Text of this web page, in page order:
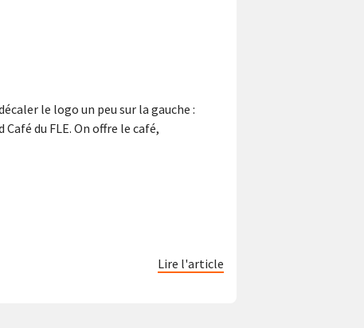
le logo un peu sur la gauche :
du FLE. On offre le café,
Lire l'article